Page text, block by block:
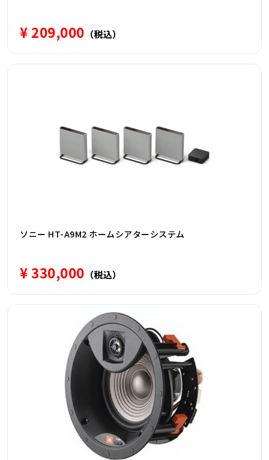
¥ 209,000 （税込）
ソニー HT-A9M2 ホームシアターシステム
¥ 330,000 （税込）